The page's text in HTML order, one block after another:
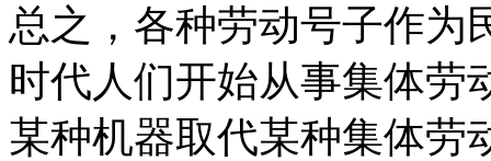
总之，各种劳动号子作为
时代人们开始从事集体劳
某种机器取代某种集体劳